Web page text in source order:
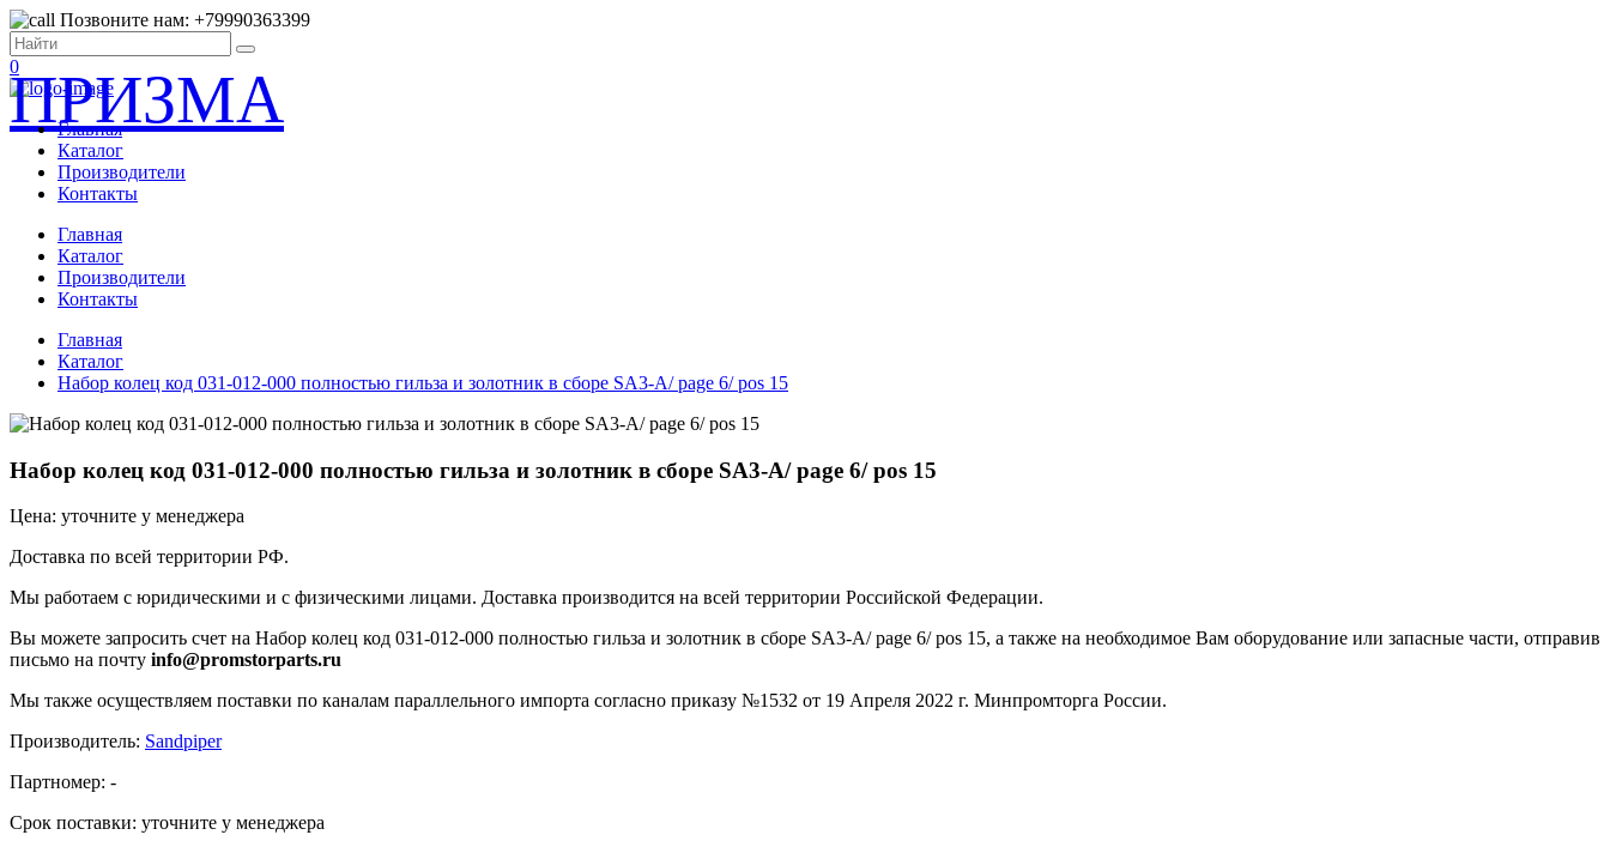
Позвоните нам: +79990363399
0
ПРИЗМА
Главная
Каталог
Производители
Контакты
Главная
Каталог
Производители
Контакты
Главная
Каталог
Набор колец код 031-012-000 полностью гильза и золотник в сборе SA3-A/ page 6/ pos 15
Набор колец код 031-012-000 полностью гильза и золотник в сборе SA3-A/ page 6/ pos 15
Цена: уточните у менеджера
Доставка по всей территории РФ.
Мы работаем с юридическими и с физическими лицами. Доставка производится на всей территории Российской Федерации.
Вы можете запросить счет на Набор колец код 031-012-000 полностью гильза и золотник в сборе SA3-A/ page 6/ pos 15, а также на необходимое Вам оборудование или запасные части, отправив
письмо на почту info@promstorparts.ru
Мы также осуществляем поставки по каналам параллельного импорта согласно приказу №1532 от 19 Апреля 2022 г. Минпромторга России.
Производитель: Sandpiper
Партномер: -
Срок поставки: уточните у менеджера